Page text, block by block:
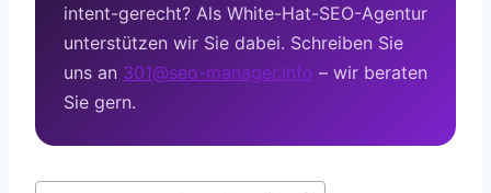
intent-gerecht? Als White-Hat-SEO-Agentur
unterstützen wir Sie dabei. Schreiben Sie
uns an 301@seo-manager.info – wir beraten
Sie gern.